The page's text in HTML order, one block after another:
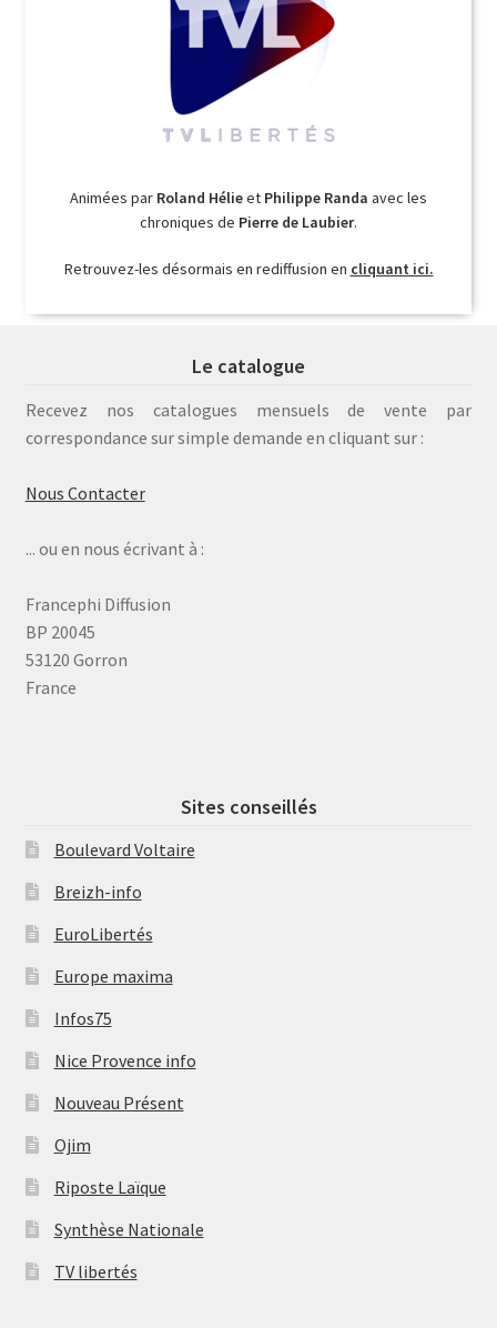
Animées par Roland Hélieet Philippe Randa avec les
chroniques de Pierre de Laubier.
Retrouvez-les désormais en rediffusion en cliquant ici.
Le catalogue
Recevez nos catalogues mensuels de vente par
correspondance sur simple demande en cliquant sur :
Nous Contacter
... ou en nous écrivant à :
Francephi Diffusion
BP 20045
53120 Gorron
France
Sites conseillés
Boulevard Voltaire
Breizh-info
EuroLibertés
Europe maxima
Infos75
Nice Provence info
Nouveau Présent
Ojim
Riposte Laïque
Synthèse Nationale
TV libertés